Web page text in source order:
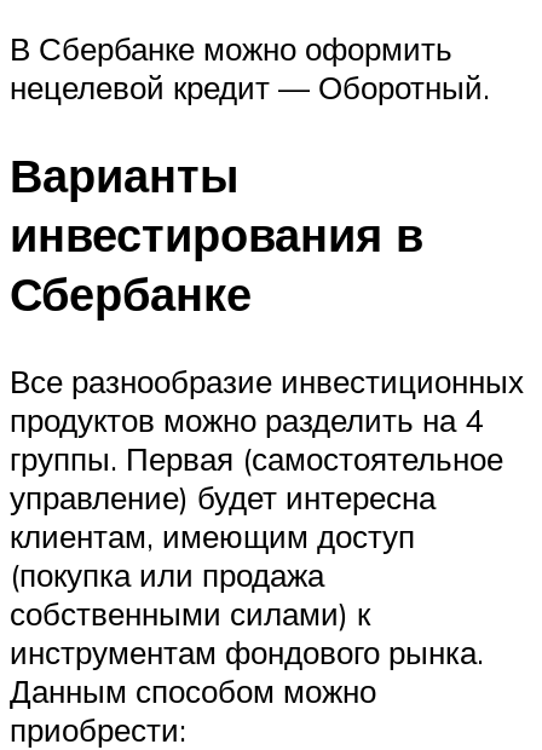
В Сбербанке можно оформить
нецелевой кредит — Оборотный.
Варианты
инвестирования в
Сбербанке
Все разнообразие инвестиционных
продуктов можно разделить на 4
группы. Первая (самостоятельное
управление) будет интересна
клиентам, имеющим доступ
(покупка или продажа
собственными силами) к
инструментам фондового рынка.
Данным способом можно
приобрести: